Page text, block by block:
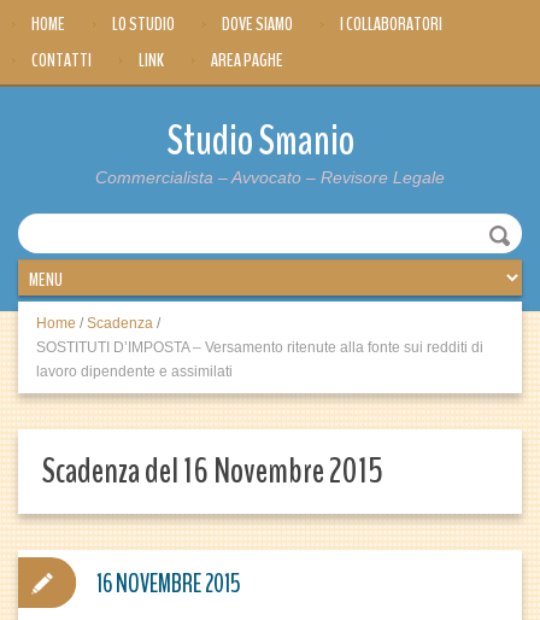
HOME LO STUDIO DOVE SIAMO
I COLLABORATORI
CONTATTI
LINK AREA PAGHE
Studio Smanio
Commercialista – Avvocato – Revisore Legale
Home / Scadenza /
SOSTITUTI D’IMPOSTA – Versamento ritenute alla fonte sui redditi di
lavoro dipendente e assimilati
Scadenza del 16 Novembre 2015
16 NOVEMBRE 2015